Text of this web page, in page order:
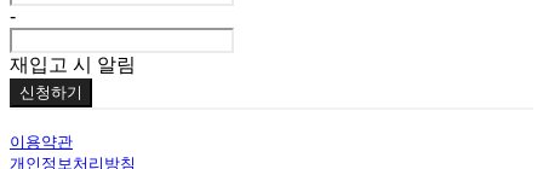
-
재입고 시 알림
신청하기
이용약관
개인정보처리방침